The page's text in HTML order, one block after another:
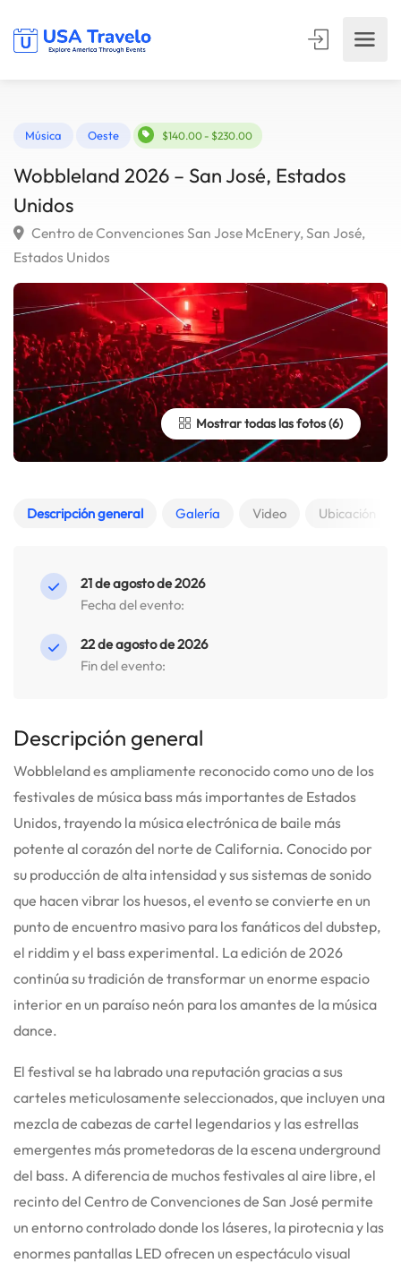
$140.00 - $230.00
Wobbleland 2026 – San José, Estados
Unidos
Centro de Convenciones San Jose McEnery, San José,
Estados Unidos
Mostrar todas las fotos
Descripción general Galería Video Ubicación
21 de agosto de 2026
Fecha del evento:
22 de agosto de 2026
Fin del evento:
Descripción general
Wobbleland es ampliamente reconocido como uno de los
festivales de música bass más importantes de Estados
Unidos, trayendo la música electrónica de baile más
potente al corazón del norte de California. Conocido por
su producción de alta intensidad y sus sistemas de sonido
que hacen vibrar los huesos, el evento se convierte en un
punto de encuentro masivo para los fanáticos del dubstep,
el riddim y el bass experimental. La edición de 2026
continúa su tradición de transformar un enorme espacio
interior en un paraíso neón para los amantes de la música
dance.
El festival se ha labrado una reputación gracias a sus
carteles meticulosamente seleccionados, que incluyen una
mezcla de cabezas de cartel legendarios y las estrellas
emergentes más prometedoras de la escena underground
del bass. A diferencia de muchos festivales al aire libre, el
recinto del Centro de Convenciones de San José permite
un entorno controlado donde los láseres, la pirotecnia y las
enormes pantallas LED ofrecen un espectáculo visual